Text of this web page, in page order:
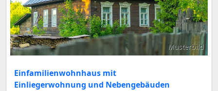
Musterbild
Einfamilienwohnhaus mit
Einliegerwohnung und Nebengebäuden